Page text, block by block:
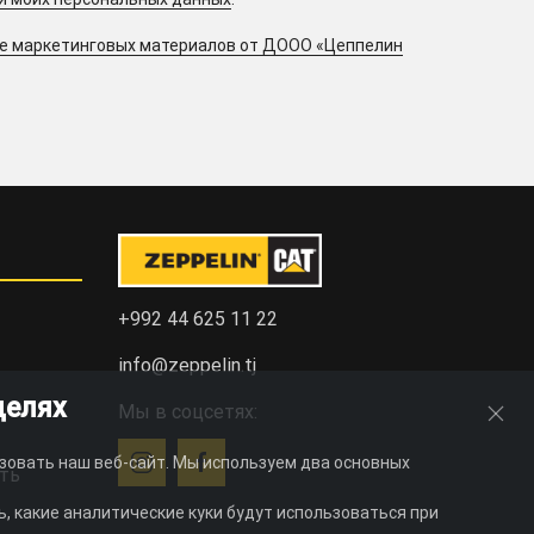
маркетинговых материалов от ДООО «Цеппелин
+992 44 625 11 22
info@zeppelin.tj
Мы в соцсетях:
наш веб-сайт. Мы используем два основных
аналитические куки будут использоваться при